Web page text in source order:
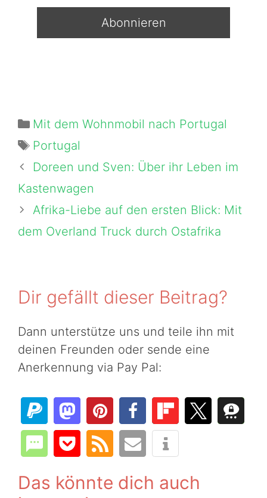
Kategorien
Mit dem Wohnmobil nach Portugal
Schlagwörter
Portugal
Doreen und Sven: Über ihr Leben im
Kastenwagen
Afrika-Liebe auf den ersten Blick: Mit
dem Overland Truck durch Ostafrika
Dir gefällt dieser Beitrag?
Dann unterstütze uns und teile ihn mit
deinen Freunden oder sende eine
Anerkennung via Pay Pal:
Das könnte dich auch